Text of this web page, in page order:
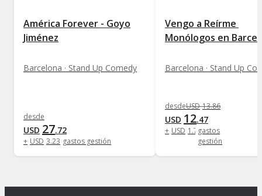
América Forever - Goyo
Jiménez
Barcelona · Stand Up Comedy
desde
USD 27.72
+ USD 3.23 gastos gestión
Vengo a Reírme 
Monólogos en
Barcelona · Stand Up
desdeUSD 13.86
USD 12.47
+ USD 1 .73gastos
gestión